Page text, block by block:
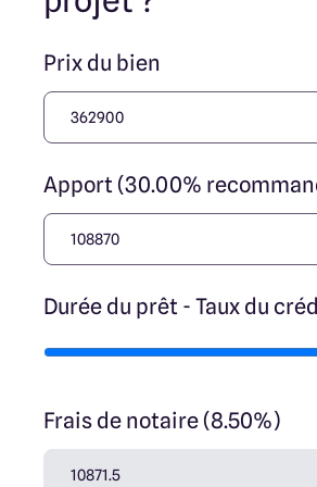
Prix du bien
Apport (30.00%
Durée du prêt - Taux du
Frais de notaire (8.50%)